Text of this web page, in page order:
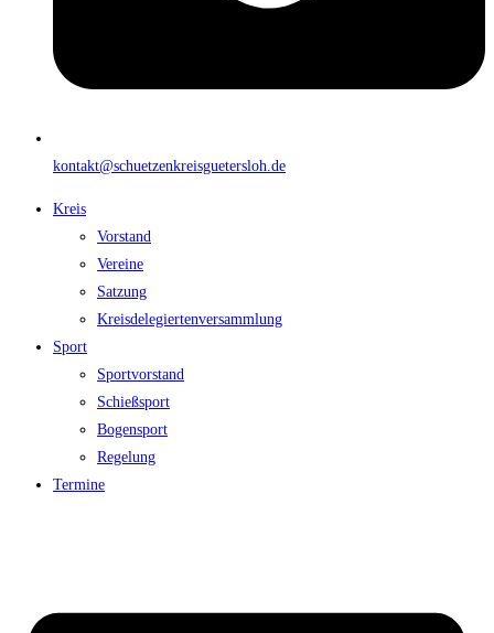
kontakt@schuetzenkreisguetersloh.de
Kreis
Vorstand
Vereine
Satzung
Kreisdelegiertenversammlung
Sport
Sportvorstand
Schießsport
Bogensport
Regelung
Termine